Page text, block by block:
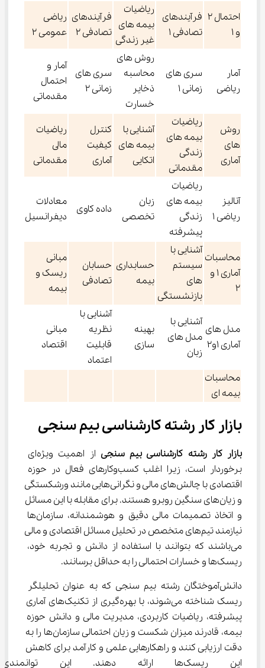
احتمال ٢
و ۱
فرآیندهای
تصادفى ١
رياضيات
بيمه هاى
غير زندگى
فرآيندهاى
تصادفى ٢
رياضى
عمومى ٢
آمار
رياضى
سرى هاى
زمانى ١
روش های
محاسبه
ذخاير
خسارت
سرى های
زمانى ٢
آمار و
احتمال
مقدماتى
روش
هاى
آمارى
رياضيات
بيمه های
زندگى
مقدماتى
آشنايی با
بیمه هاى
اتكايی
كنترل
كيفيت
آمارى
رياضيات
مالى
مقدماتى
آناليز
رياضى ١
رياضيات
بيمه هاى
زندگى
پيشرفته
زبان
تخصصی
داده كاوى
معادلات
ديفرانسيل
محاسبات
آمارى ١ و
۲
آشنايى با
سيستم
هاى
بازنشستگى
حسابداری
بيمه
حسابان
تصادفى
مبانی
ریسک و
بيمه
مدل های
آمارى ۱و۲
آشنايى با
مدل های
زبان
بهينه
سازى
آشنايى با
نظريه
قابليت
اعتماد
مبانى
اقتصاد
محاسبات
بيمه اى
بازار کار رشته کارشناسی بیم سنجی
بازار کار رشته کارشناسی بیم سنجی
از اهمیت ویژه‌ای
برخوردار است، زیرا اغلب کسب‌وکارهای فعال در حوزه
اقتصادی با چالش‌های مالی و نگرانی‌هایی مانند ورشکستگی
و زیان‌های سنگین روبرو هستند. برای مقابله با این مسائل
و اتخاذ تصمیمات مالی دقیق و هوشمندانه، سازمان‌ها
نیازمند تیم‌های متخصص در تحلیل مسائل اقتصادی و مالی
می‌باشند که بتوانند با استفاده از دانش و تجربه خود،
ریسک‌ها و خسارات احتمالی را به حداقل برسانند.
دانش‌آموختگان رشته بیم سنجی که به عنوان تحلیلگر
ریسک شناخته می‌شوند، با بهره‌گیری از تکنیک‌های آماری
پیشرفته، ریاضیات کاربردی، مدیریت مالی و دانش حوزه
بیمه، قادرند میزان شکست و زیان احتمالی سازمان‌ها را به
دقت ارزیابی کنند و راهکارهایی علمی و کارآمد برای کاهش
این ریسک‌ها ارائه دهند. این